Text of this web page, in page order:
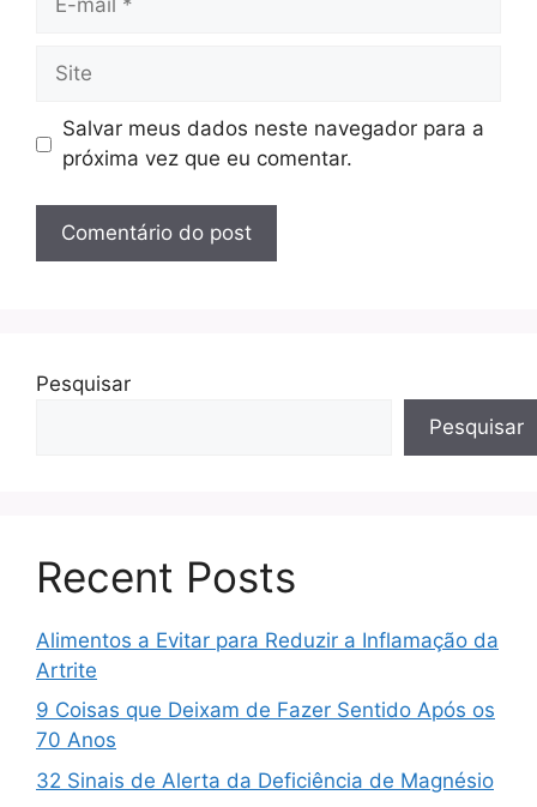
Site
Salvar meus dados neste navegador para a
próxima vez que eu comentar.
Pesquisar
Pesquisar
Recent Posts
Alimentos a Evitar para Reduzir a Inflamação da
Artrite
9 Coisas que Deixam de Fazer Sentido Após os
70 Anos
32 Sinais de Alerta da Deficiência de Magnésio